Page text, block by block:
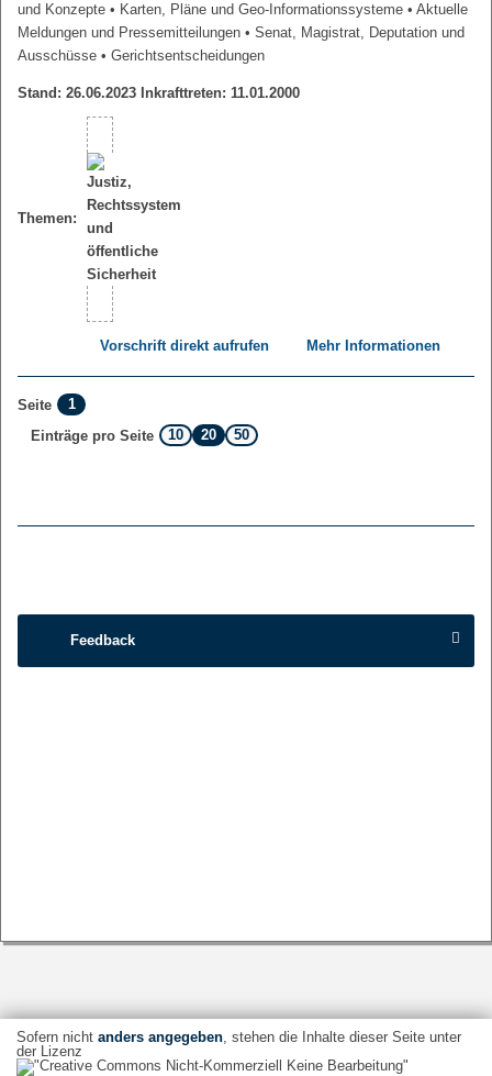
und Konzepte • Karten, Pläne und Geo-Informationssysteme • Aktuelle
Meldungen und Pressemitteilungen • Senat, Magistrat, Deputation und
Ausschüsse • Gerichtsentscheidungen
Stand: 26.06.2023 Inkrafttreten: 11.01.2000
Themen:
Vorschrift direkt aufrufen Mehr Informationen
Seite
1
Einträge pro Seite
10 20 50
Feedback
Sofern nicht anders angegeben, stehen die Inhalte dieser Seite unter
der Lizenz